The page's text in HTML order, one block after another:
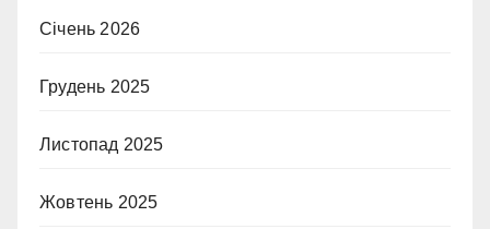
Січень 2026
Грудень 2025
Листопад 2025
Жовтень 2025